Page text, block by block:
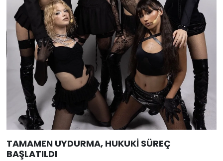
TAMAMEN UYDURMA, HUKUKİ SÜREÇ
BAŞLATILDI